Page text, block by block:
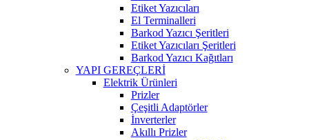
Etiket Yazıcıları
El Terminalleri
Barkod Yazıcı Şeritleri
Etiket Yazıcıları Şeritleri
Barkod Yazıcı Kağıtları
YAPI GEREÇLERİ
Elektrik Ürünleri
Prizler
Çeşitli Adaptörler
İnverterler
Akıllı Prizler